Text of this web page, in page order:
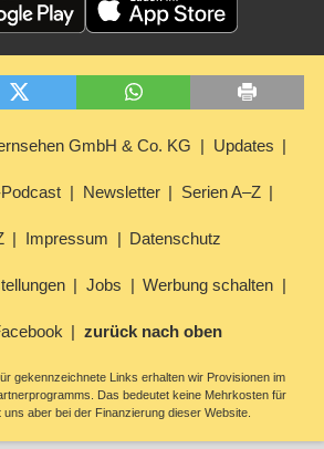
GmbH & Co. KG Updates
Newsletter Serien A–Z
Impressum Datenschutz
Jobs Werbung schalten
zurück nach oben
gekennzeichnete Links erhalten wir Provisionen im
Das bedeutet keine Mehrkosten für
uns aber bei der Finanzierung dieser Website.